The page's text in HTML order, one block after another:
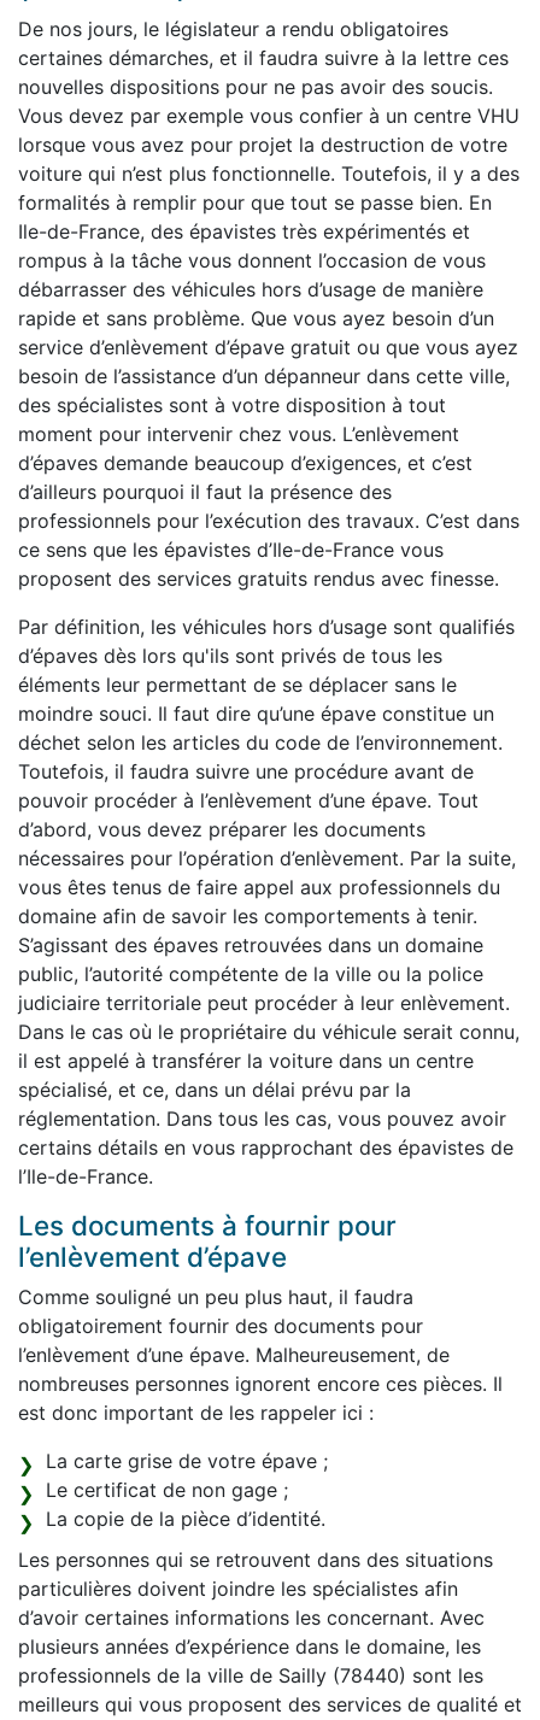
De nos jours, le législateur a rendu obligatoires
certaines démarches, et il faudra suivre à la lettre ces
nouvelles dispositions pour ne pas avoir des soucis.
Vous devez par exemple vous confier à un centre VHU
lorsque vous avez pour projet la destruction de votre
voiture qui n’est plus fonctionnelle. Toutefois, il y a des
formalités à remplir pour que tout se passe bien. En
Ile-de-France, des épavistes très expérimentés et
rompus à la tâche vous donnent l’occasion de vous
débarrasser des véhicules hors d’usage de manière
rapide et sans problème. Que vous ayez besoin d’un
service d’enlèvement d’épave gratuit ou que vous ayez
besoin de l’assistance d’un dépanneur dans cette ville,
des spécialistes sont à votre disposition à tout
moment pour intervenir chez vous. L’enlèvement
d’épaves demande beaucoup d’exigences, et c’est
d’ailleurs pourquoi il faut la présence des
professionnels pour l’exécution des travaux. C’est dans
ce sens que les épavistes d’Ile-de-France vous
proposent des services gratuits rendus avec finesse.
Par définition, les véhicules hors d’usage sont qualifiés
d’épaves dès lors qu'ils sont privés de tous les
éléments leur permettant de se déplacer sans le
moindre souci. Il faut dire qu’une épave constitue un
déchet selon les articles du code de l’environnement.
Toutefois, il faudra suivre une procédure avant de
pouvoir procéder à l’enlèvement d’une épave. Tout
d’abord, vous devez préparer les documents
nécessaires pour l’opération d’enlèvement. Par la suite,
vous êtes tenus de faire appel aux professionnels du
domaine afin de savoir les comportements à tenir.
S’agissant des épaves retrouvées dans un domaine
public, l’autorité compétente de la ville ou la police
judiciaire territoriale peut procéder à leur enlèvement.
Dans le cas où le propriétaire du véhicule serait connu,
il est appelé à transférer la voiture dans un centre
spécialisé, et ce, dans un délai prévu par la
réglementation. Dans tous les cas, vous pouvez avoir
certains détails en vous rapprochant des épavistes de
l’Ile-de-France.
Les documents à fournir pour
l’enlèvement d’épave
Comme souligné un peu plus haut, il faudra
obligatoirement fournir des documents pour
l’enlèvement d’une épave. Malheureusement, de
nombreuses personnes ignorent encore ces pièces. Il
est donc important de les rappeler ici :
La carte grise de votre épave ;
Le certificat de non gage ;
La copie de la pièce d’identité.
Les personnes qui se retrouvent dans des situations
particulières doivent joindre les spécialistes afin
d’avoir certaines informations les concernant. Avec
plusieurs années d’expérience dans le domaine, les
professionnels de la ville de Sailly (78440) sont les
meilleurs qui vous proposent des services de qualité et